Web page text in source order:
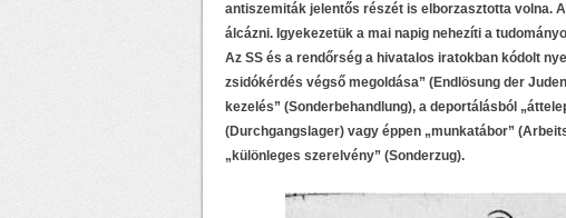
antiszemiták jelentős részét is elborzasztotta volna.
álcázni. Igyekezetük a mai napig nehezíti a
Az SS és a rendőrség a hivatalos iratokban kódolt
zsidókérdés végső megoldása” (Endlösung der
kezelés” (Sonderbehandlung), a deportálásból
(Durchgangslager) vagy éppen „munkatábor”
„különleges szerelvény” (Sonderzug).